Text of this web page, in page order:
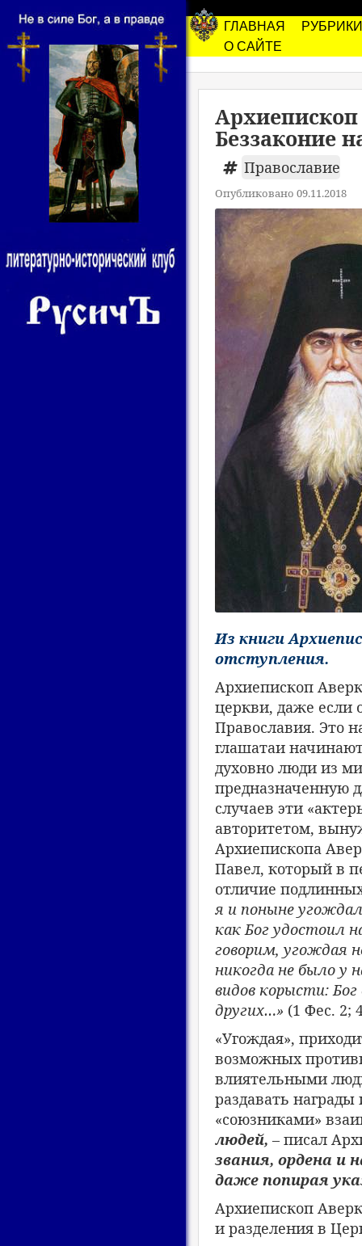
ГЛАВНАЯ
РУБРИКИ
О САЙТЕ
Беззаконие
Православие
Опубликовано 09.11.2018
Из книги
отступления.
Архиепископ
церкви, даже если
Православия. Это
глашатаи
духовно люди из
предназначенную
случаев эти
авторитетом,
Архиепископа
Павел, который в
отличие
я и поныне
как Бог удостоил
говорим, угождая
никогда не было у
видов корысти:
других…» (1 Фес. 2;
«Угождая»,
возможных
влиятельными
раздавать
«союзниками»
людей, – писал
звания, ордена и
даже попирая
Архиепископ
и разделения в